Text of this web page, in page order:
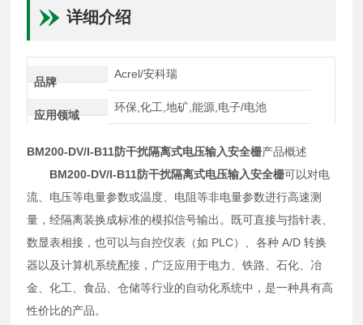
详细介绍
品牌
Acrel/安科瑞
应用领域
环保,化工,地矿,能源,电子/电池
BM200-DV/I-B11防干扰隔离式电压输入安全栅产品概述
BM200-DV/I-B11防干扰隔离式电压输入安全栅可以对电
流、电压等电量参数或温度、电阻等非电量参数进行高速测
量，经隔离装换成标准的模拟信号输出。既可直接与指针表、
数显表相接，也可以与自控仪表（如 PLC）、各种 A/D 转换
器以及计算机系统配接，广泛应用于电力、铁路、石化、冶
金、化工、食品、仓储等行业的自动化系统中，是一种具有高
性价比的产品。